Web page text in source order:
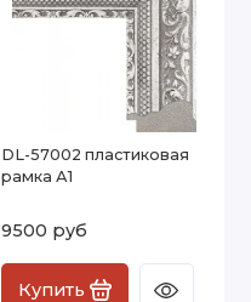
DL-57002 пластиковая
рамка А1
9500 руб
Купить